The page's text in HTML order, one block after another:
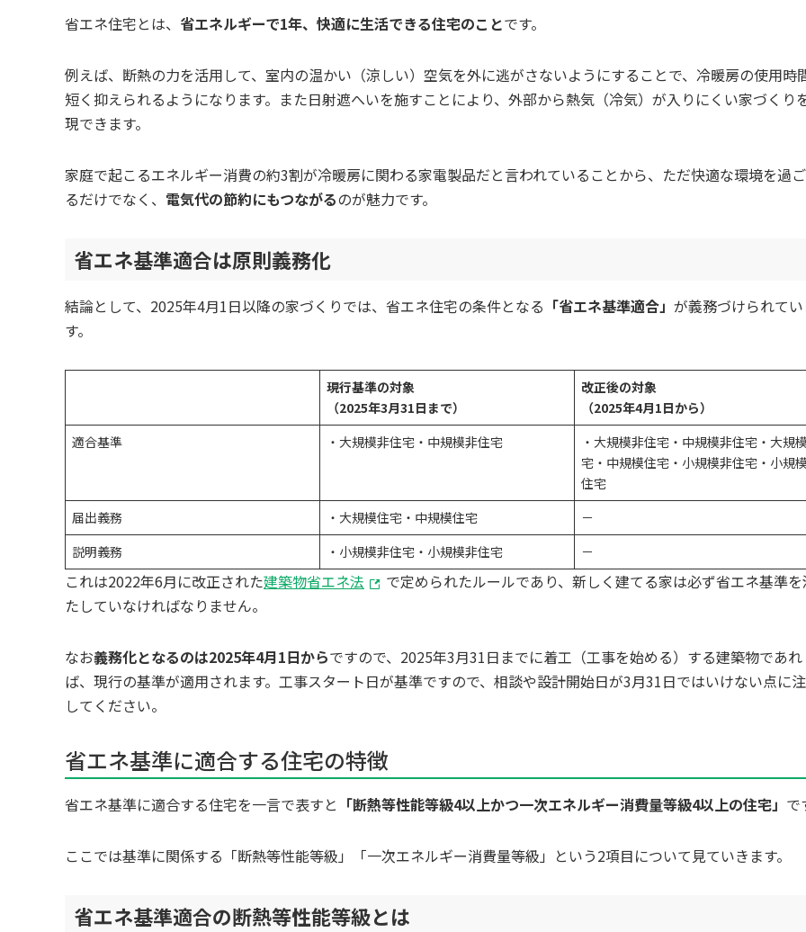
省エネ住宅とは、 省エネルギーで1年、快適に生活できる住宅のことです。
例えば、断熱の力を活用して、室内の温かい（涼しい）空気を外に逃がさないようにすることで、冷暖房の使用時
短く抑えられるようになります。また日射遮へいを施すことにより、外部から熱気（冷気）が入りにくい家づくり
現できます。
家庭で起こるエネルギー消費の約3割が冷暖房に関わる家電製品だと言われていることから、ただ快適な環境を過
るだけでなく、 電気代の節約にもつながるのが魅力です。
省エネ基準適合は原則義務化
結論として、2025年4月1日以降の家づくりでは、省エネ住宅の条件となる 「省エネ基準適合」 が義務づけられてい
す。
現行基準の対象
（2025年3月31日まで）
改正後の対象
（2025年4月1日から）
適合基準
・大規模非住宅・中規模非住宅
・大規模非住宅・中規模非住宅・大規
宅・中規模住宅・小規模非住宅・小規
住宅
届出義務
・大規模住宅・中規模住宅
－
説明義務
・小規模非住宅・小規模非住宅 －
これは2022年6月に改正された建築物省エネ法
で定められたルールであり、新しく建てる家は必ず省エネ基準を
たしていなければなりません。
なお義務化となるのは2025年4月1日からですので、2025年3月31日までに着工（工事を始める）する建築物であれ
ば、現行の基準が適用されます。工事スタート日が基準ですので、相談や設計開始日が3月31日ではいけない点に
してください。
省エネ基準に適合する住宅の特徴
省エネ基準に適合する住宅を一言で表すと 「断熱等性能等級4以上かつ一次エネルギー消費量等級4以上の住宅」 で
ここでは基準に関係する「断熱等性能等級」「一次エネルギー消費量等級」という2項目について見ていきます。
省エネ基準適合の断熱等性能等級とは